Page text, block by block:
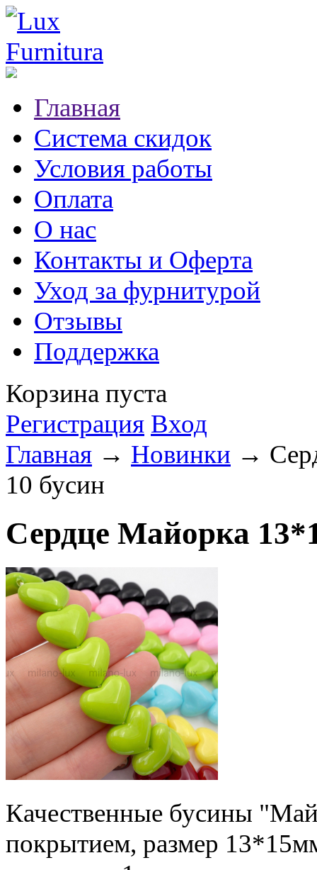
Главная
Система скидок
Условия работы
Оплата
О нас
Контакты и Оферта
Уход за фурнитурой
Отзывы
Поддержка
Корзина пуста
Регистрация Вход
Главная → Новинки →
10 бусин
Сердце Майорка
Качественные бусины
покрытием, размер